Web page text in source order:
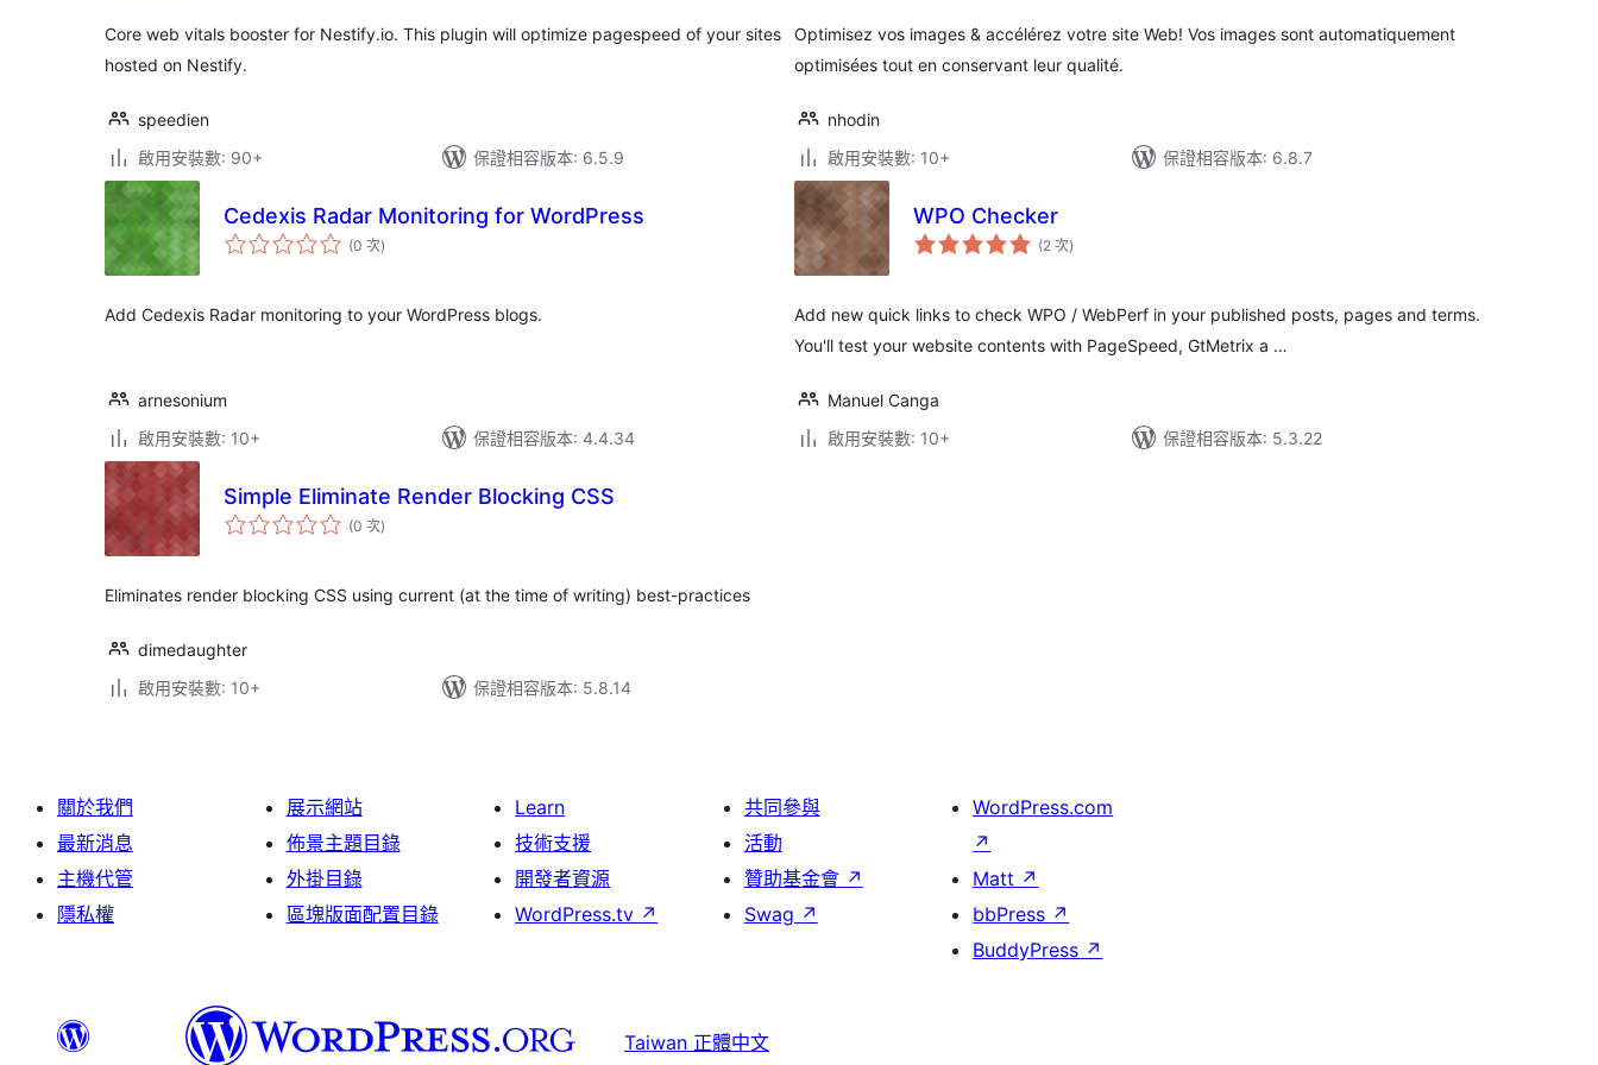
Core web vitals booster for Nestify.io. This plugin will optimize pagespeed of your sites
hosted on Nestify.
speedien
啟用安裝數: 90+
保證相容版本: 6.5.9
Optimisez vos images & accélérez votre site Web! Vos images sont automatiquement
optimisées tout en conservant leur qualité.
nhodin
啟用安裝數: 10+
保證相容版本: 6.8.7
Cedexis Radar Monitoring for WordPress
(0 次評
分)
Add Cedexis Radar monitoring to your WordPress blogs.
arnesonium
啟用安裝數: 10+
保證相容版本: 4.4.34
WPO Checker
(2 次評
分)
Add new quick links to check WPO / WebPerf in your published posts, pages and terms.
You'll test your website contents with PageSpeed, GtMetrix a …
Manuel Canga
啟用安裝數: 10+
保證相容版本: 5.3.22
Simple Eliminate Render Blocking CSS
(0 次評
分)
Eliminates render blocking CSS using current (at the time of writing) best-practices
dimedaughter
啟用安裝數: 10+
保證相容版本: 5.8.14
關於我們
最新消息
主機代管
隱私權
展示網站
佈景主題目錄
外掛目錄
區塊版面配置目錄
Learn
技術支援
開發者資源
WordPress.tv ↗
共同參與
活動
贊助基金會 ↗
Swag ↗
WordPress.com
↗
Matt ↗
bbPress ↗
BuddyPress ↗
Taiwan 正體中文